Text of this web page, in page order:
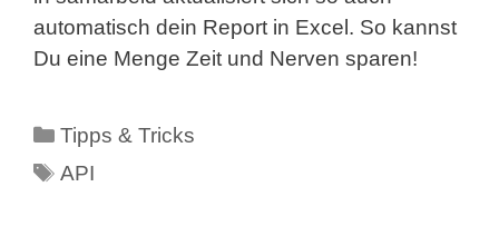
automatisch dein Report in Excel. So kannst
Du eine Menge Zeit und Nerven sparen!
Kategorien
Tipps & Tricks
Schlagwörter
API